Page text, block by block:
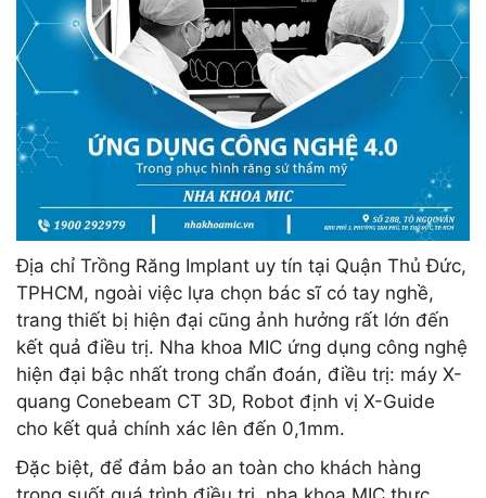
Địa chỉ Trồng Răng Implant uy tín tại Quận Thủ Đức,
TPHCM, ngoài việc lựa chọn bác sĩ có tay nghề,
trang thiết bị hiện đại cũng ảnh hưởng rất lớn đến
kết quả điều trị. Nha khoa MIC ứng dụng công nghệ
hiện đại bậc nhất trong chẩn đoán, điều trị: máy X-
quang Conebeam CT 3D, Robot định vị X-Guide
cho kết quả chính xác lên đến 0,1mm.
Đặc biệt, để đảm bảo an toàn cho khách hàng